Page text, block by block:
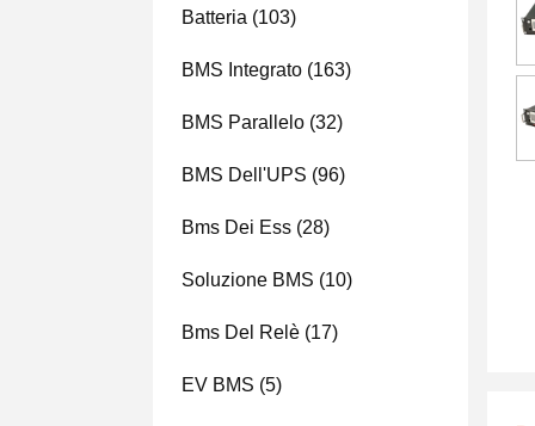
Batteria (103)
BMS Integrato (163)
BMS Parallelo (32)
BMS Dell'UPS (96)
Bms Dei Ess (28)
Soluzione BMS (10)
Bms Del Relè (17)
EV BMS (5)